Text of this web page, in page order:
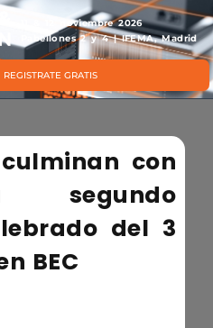
11 & 12 noviembre 2026
Pabellones 2 y 4 | IFEMA, Madrid
REGISTRATE GRATIS
culminan con
del 3
BEC